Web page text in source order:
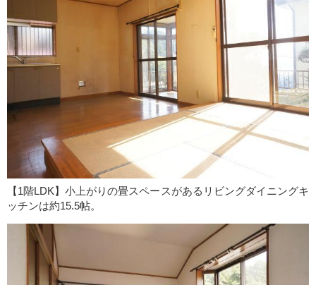
【1階LDK】小上がりの畳スペースがあるリビングダイニングキ
ッチンは約15.5帖。